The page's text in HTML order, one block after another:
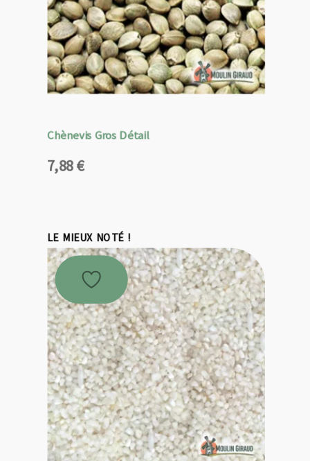
Chènevis Gros Détail
7,88€
LE MIEUX NOTÉ !